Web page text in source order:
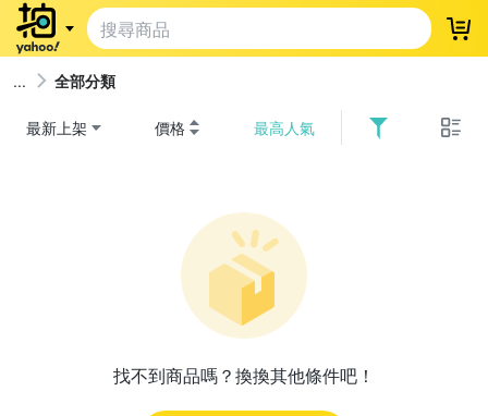
登
全部分類
最新上架 價格 最高人氣
找不到商品嗎？換換其他條件吧！